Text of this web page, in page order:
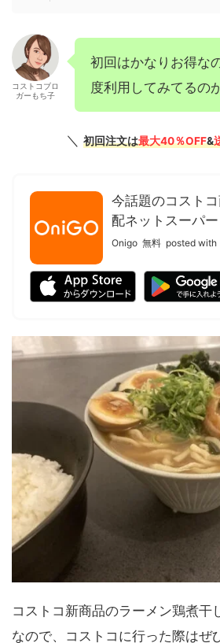
コストコブロ
ガーもち子
初回はかなりお得な
度利用してみてるの
＼ 初回注文は最大40％OFF&
今話題のコスト
配ネットスーパー
Onigo 無料 posted with
コストコ新商品のラーメン鶏煮干
なので、コストコに行った際はぜ